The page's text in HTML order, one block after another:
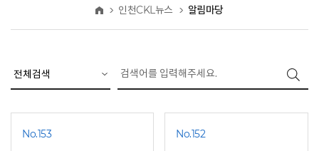
홈 인천CKL뉴스 알림마당
No.153 No.152